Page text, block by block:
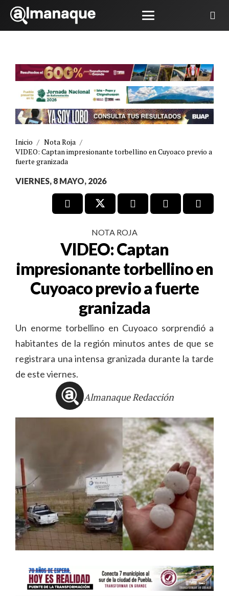
Inicio / Nota Roja /
VIDEO: Captan impresionante torbellino en Cuyoaco previo a
fuerte granizada
VIERNES, 8 MAYO, 2026
NOTA ROJA
VIDEO: Captan
impresionante torbellino en
Cuyoaco previo a fuerte
granizada
Un enorme torbellino en Cuyoaco sorprendió a
habitantes de la región minutos antes de que se
registrara una intensa granizada durante la tarde
de este viernes.
Almanaque Redacción